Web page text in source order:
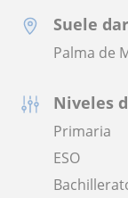
Suele
Palma de
Niveles
Primaria
ESO